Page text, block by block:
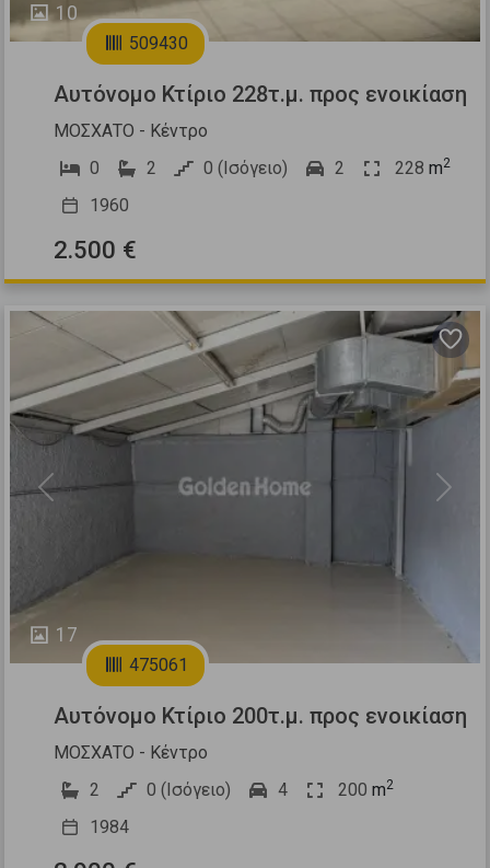
10
509430
Αυτόνομο Κτίριο 228τ.μ. προς ενοικίαση
ΜΟΣΧΑΤΟ - Κέντρο
0
2 0 (Ισόγειο) 2 228 m2
1960
2.500 €
17
Previous Next
475061
Αυτόνομο Κτίριο 200τ.μ. προς ενοικίαση
ΜΟΣΧΑΤΟ - Κέντρο
2
0 (Ισόγειο) 4 200 m2
1984